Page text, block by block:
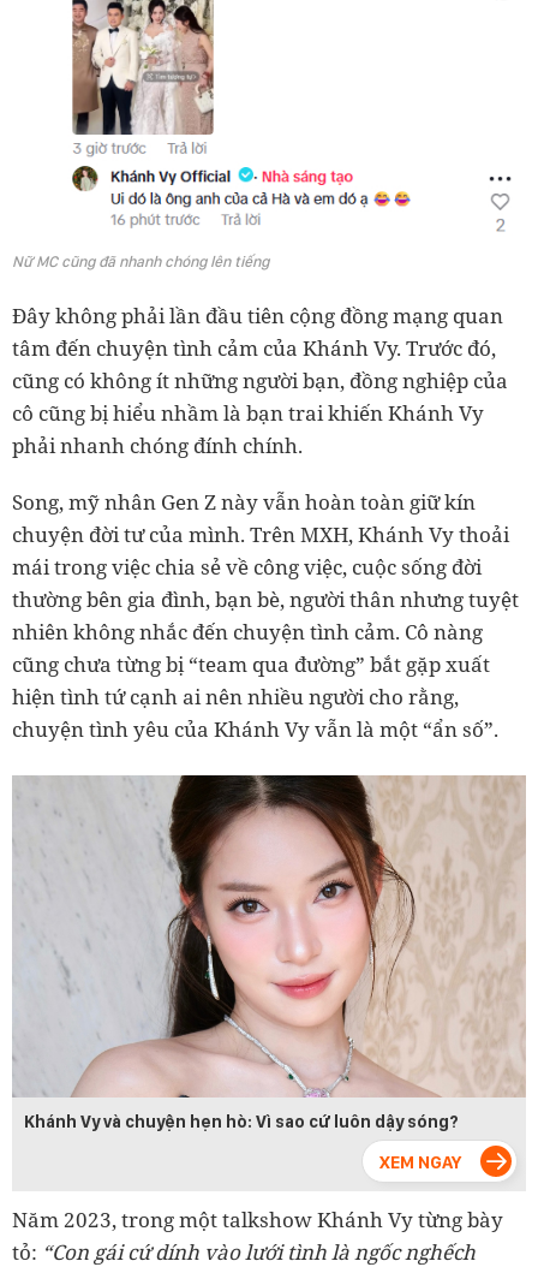
Nữ MC cũng đã nhanh chóng lên tiếng
Đây không phải lần đầu tiên cộng đồng mạng quan
tâm đến chuyện tình cảm của Khánh Vy. Trước đó,
cũng có không ít những người bạn, đồng nghiệp của
cô cũng bị hiểu nhầm là bạn trai khiến Khánh Vy
phải nhanh chóng đính chính.
Song, mỹ nhân Gen Z này vẫn hoàn toàn giữ kín
chuyện đời tư của mình. Trên MXH, Khánh Vy thoải
mái trong việc chia sẻ về công việc, cuộc sống đời
thường bên gia đình, bạn bè, người thân nhưng tuyệt
nhiên không nhắc đến chuyện tình cảm. Cô nàng
cũng chưa từng bị “team qua đường” bắt gặp xuất
hiện tình tứ cạnh ai nên nhiều người cho rằng,
chuyện tình yêu của Khánh Vy vẫn là một “ẩn số”.
Khánh Vy và chuyện hẹn hò: Vì sao cứ luôn dậy sóng?
Năm 2023, trong một talkshow Khánh Vy từng bày
tỏ: “Con gái cứ dính vào lưới tình là ngốc nghếch